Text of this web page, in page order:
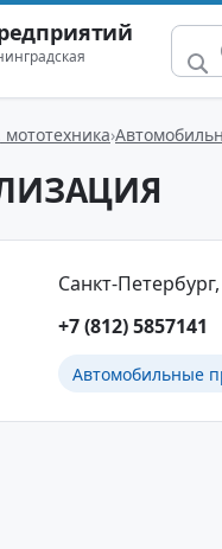
Санкт-
+7 (812) 5857141
Автомобильные